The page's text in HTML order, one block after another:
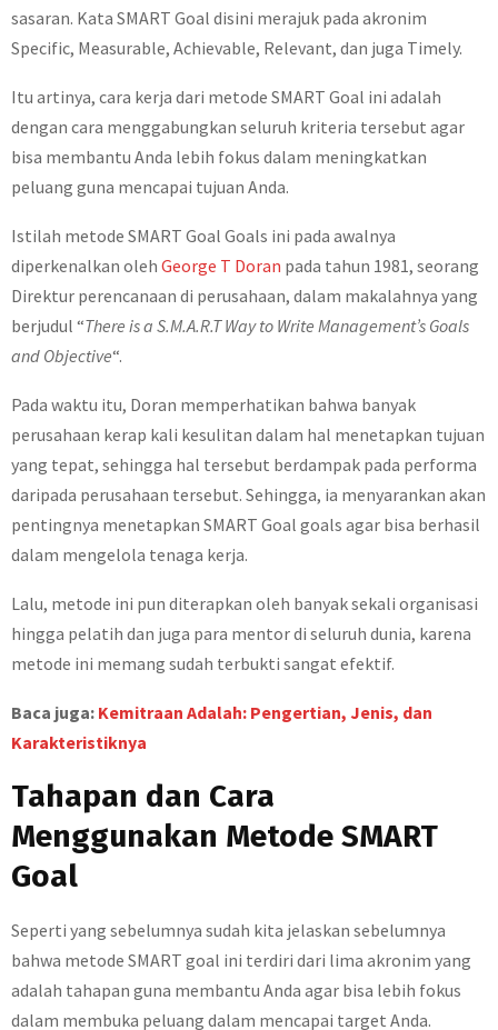
sasaran. Kata SMART Goal disini merajuk pada akronim
Specific, Measurable, Achievable, Relevant, dan juga Timely.
Itu artinya, cara kerja dari metode SMART Goal ini adalah
dengan cara menggabungkan seluruh kriteria tersebut agar
bisa membantu Anda lebih fokus dalam meningkatkan
peluang guna mencapai tujuan Anda.
Istilah metode SMART Goal Goals ini pada awalnya
diperkenalkan oleh George T Doran pada tahun 1981, seorang
Direktur perencanaan di perusahaan, dalam makalahnya yang
berjudul “There is a S.M.A.R.T Way to Write Management’s Goals
and Objective“.
Pada waktu itu, Doran memperhatikan bahwa banyak
perusahaan kerap kali kesulitan dalam hal menetapkan tujuan
yang tepat, sehingga hal tersebut berdampak pada performa
daripada perusahaan tersebut. Sehingga, ia menyarankan akan
pentingnya menetapkan SMART Goal goals agar bisa berhasil
dalam mengelola tenaga kerja.
Lalu, metode ini pun diterapkan oleh banyak sekali organisasi
hingga pelatih dan juga para mentor di seluruh dunia, karena
metode ini memang sudah terbukti sangat efektif.
Baca juga: Kemitraan Adalah: Pengertian, Jenis, dan
Karakteristiknya
Tahapan dan Cara
Menggunakan Metode SMART
Goal
Seperti yang sebelumnya sudah kita jelaskan sebelumnya
bahwa metode SMART goal ini terdiri dari lima akronim yang
adalah tahapan guna membantu Anda agar bisa lebih fokus
dalam membuka peluang dalam mencapai target Anda.